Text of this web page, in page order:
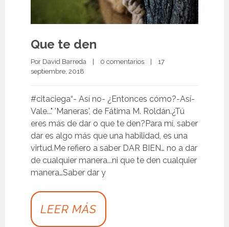
Que te den
Por David Barreda 0 comentarios
17
septiembre, 2018
#citaciega“- Así no- ¿Entonces cómo?-Así-
Vale..." 'Maneras', de Fátima M. Roldán.¿Tú
eres más de dar o que te den?Para mí, saber
dar es algo más que una habilidad, es una
virtud.Me refiero a saber DAR BIEN… no a dar
de cualquier manera...ni que te den cualquier
manera…Saber dar y
LEER MÁS